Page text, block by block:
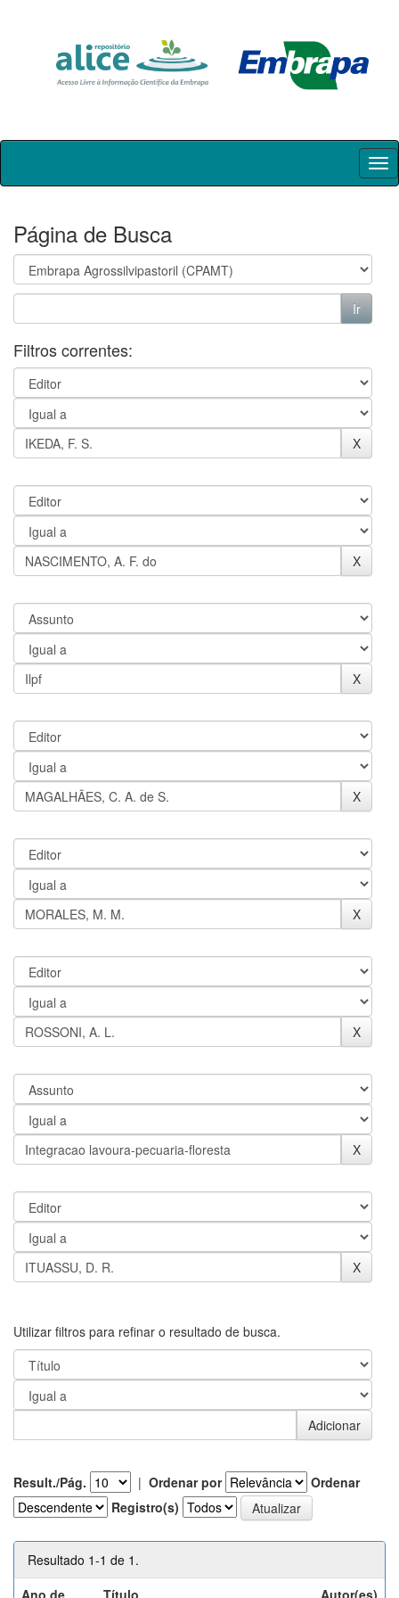
Skip
Página de Busca
Filtros correntes:
Utilizar filtros para refinar o resultado de busca.
Result./Pág. | Ordenar por
Ordenar
Registro(s)
Resultado 1-1 de 1.
Ano de
Título Autor(es)